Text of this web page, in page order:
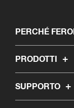
PERCHÉ
PRODOTTI
SUPPORTO